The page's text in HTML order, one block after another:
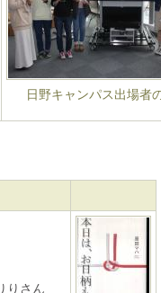
日野キャンパス出場者
さん